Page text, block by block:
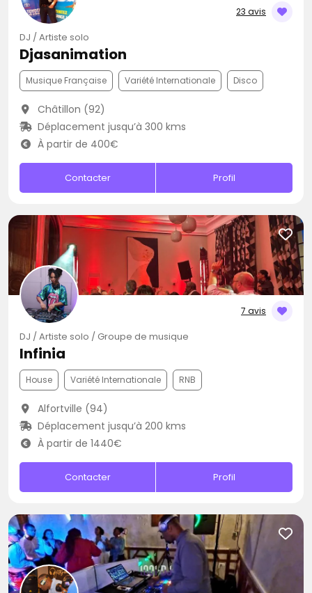
23 avis
DJ / Artiste solo
Djasanimation
Musique Française Variété Internationale Disco
Châtillon (92)
Déplacement jusqu’à 300 kms
À partir de 400€
Contacter Profil
7 avis
DJ / Artiste solo / Groupe de musique
Infinia
House Variété Internationale RNB
Alfortville (94)
Déplacement jusqu’à 200 kms
À partir de 1440€
Contacter Profil